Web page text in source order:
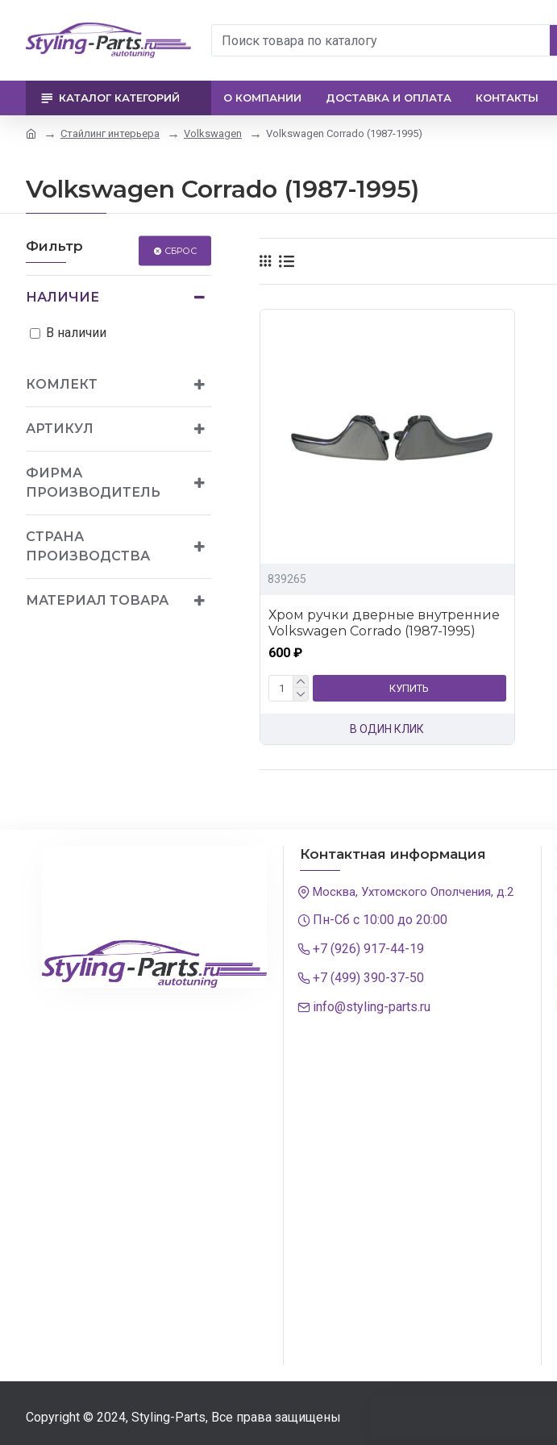
КАТАЛОГ КАТЕГОРИЙ О КОМПАНИИ ДОСТАВКА И ОПЛАТА КОНТАКТЫ
Стайлинг интерьера Volkswagen Volkswagen Corrado (1987-1995)
Volkswagen Corrado (1987-1995)
Фильтр СБРОС
КОМЛЕКТ
АРТИКУЛ
ФИРМА
ПРОИЗВОДИТЕЛЬ
СТРАНА
ПРОИЗВОДСТВА
МАТЕРИАЛ ТОВАРА
НАЛИЧИЕ
В наличии
839265
Хром ручки дверные внутренние
Volkswagen Corrado (1987-1995)
600 ₽
КУПИТЬ
В ОДИН КЛИК
Контактная информация
Москва, Ухтомского Ополчения, д.2
Пн-Сб с 10:00 до 20:00
+7 (926) 917-44-19
+7 (499) 390-37-50
info@styling-parts.ru
Copyright © 2024, Styling-Parts, Все права защищены